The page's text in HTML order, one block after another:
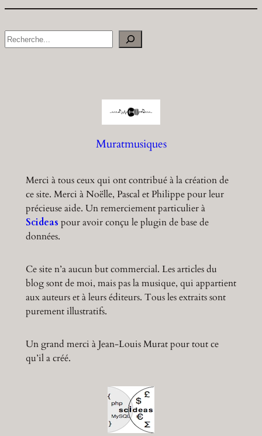
S
Muratmusiques
Merci à tous ceux qui ont contribué à la création de
ce site. Merci à Noëlle, Pascal et Philippe pour leur
précieuse aide. Un remerciement particulier à
Scideas pour avoir conçu le plugin de base de
données.
Ce site n’a aucun but commercial. Les articles du
blog sont de moi, mais pas la musique, qui appartient
aux auteurs et à leurs éditeurs. Tous les extraits sont
purement illustratifs.
Un grand merci à Jean-Louis Murat pour tout ce
qu’il a créé.